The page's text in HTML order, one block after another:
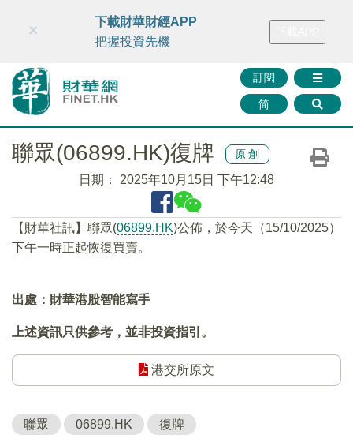
財華智庫網 FINTV FINMETA 財華證券 媒體矩陣
訂閱
简
×
下載財華財經APP
把握投資先機
聯眾(06899.HK)復牌 原創
日期： 2025年10月15日 下午12:48
【財華社訊】聯眾(06899.HK)公佈，於今天（15/10/2025）
下午一時正起恢復買賣。
出處：財華港股智能寫手
上述資訊只供參考，並非投資指引。
港交所原文
聯眾 06899.HK 復牌